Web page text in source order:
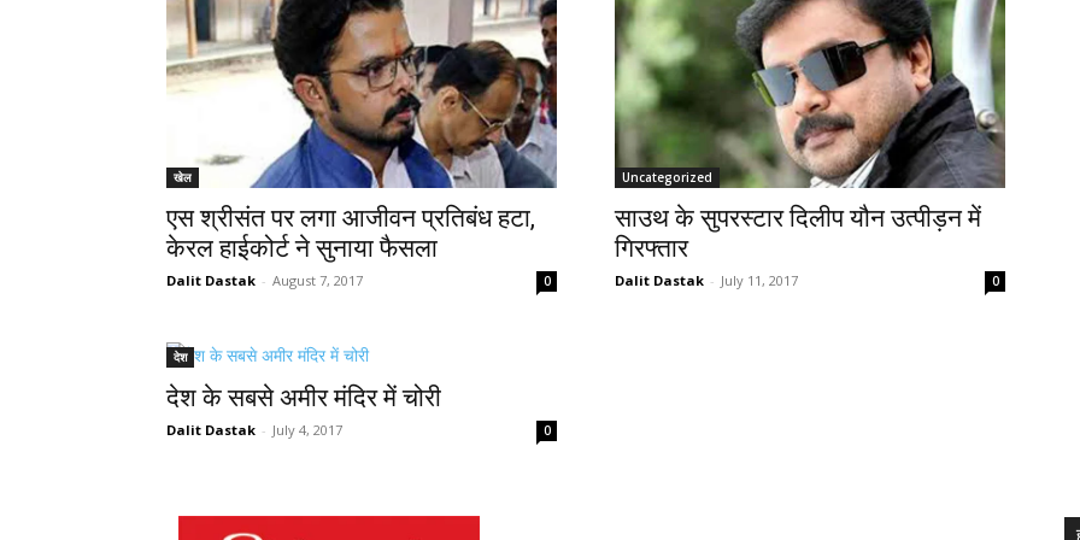
खेल
एस श्रीसंत पर लगा आजीवन प्रतिबंध हटा,
केरल हाईकोर्ट ने सुनाया फैसला
Dalit Dastak - August 7, 2017 0
Uncategorized
साउथ के सुपरस्टार दिलीप यौन उत्पीड़न में
गिरफ्तार
Dalit Dastak - July 11, 2017 0
देश
देश के सबसे अमीर मंदिर में चोरी
Dalit Dastak - July 4, 2017 0